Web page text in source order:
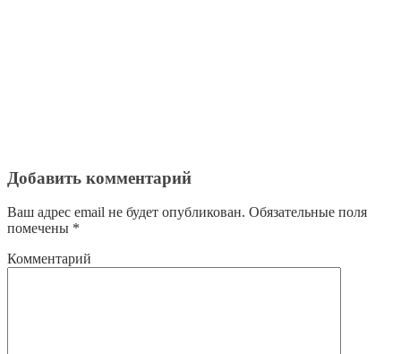
Добавить комментарий
Ваш адрес email не будет опубликован. Обязательные поля
помечены *
Комментарий